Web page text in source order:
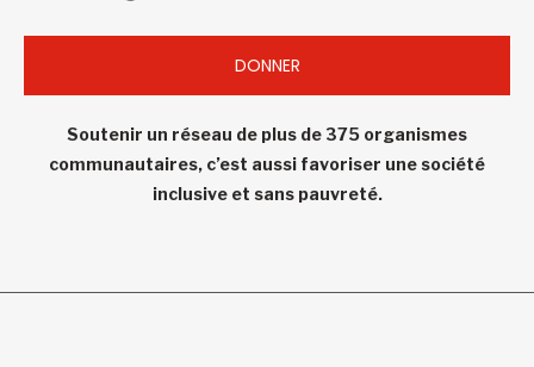
DONNER
Soutenir un réseau de plus de 375 organismes
communautaires, c’est aussi favoriser une société
inclusive et sans pauvreté.